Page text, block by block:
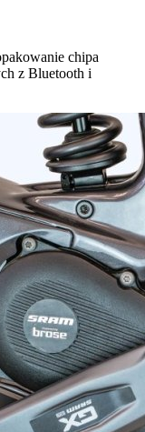
chipa
z Bluetooth i